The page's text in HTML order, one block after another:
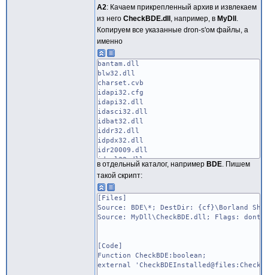
FAliasDir :=
Session.SaveConfigFile;
end;
A2: Качаем прикрепленный архив и извлекаем
из него CheckBDE.dll , например, в MyDll
Копируем все указанные dron-s'ом файлы, а
именно
bantam.dll
blw32.dll
charset.cvb
idapi32.cfg
idapi32.dll
idasci32.dll
idbat32.dll
iddr32.dll
idpdx32.dll
idr20009.dll
idsql32.dll
other.btl
в отдельный каталог, например BDE . Пишем
такой скрипт:
[Files]
Source: BDE\*; DestDir: {cf}\Borland
Source: MyDll\CheckBDE.dll; Flags:
[Code]
Function CheckBDE:boolean;
external